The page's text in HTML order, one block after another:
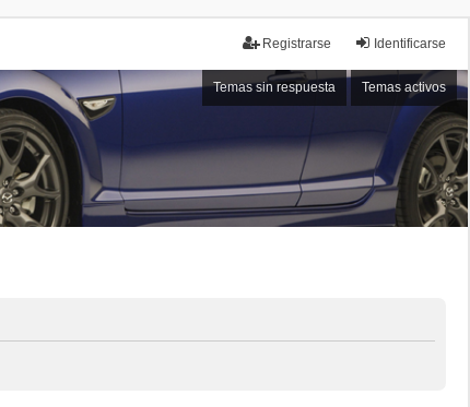
Identificarse
Registrarse
Temas sin respuesta Temas activos